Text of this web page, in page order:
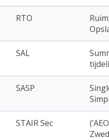
RTO
SAL
SASP
STAIR Sec